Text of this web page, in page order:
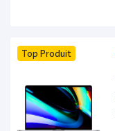
Top Produit